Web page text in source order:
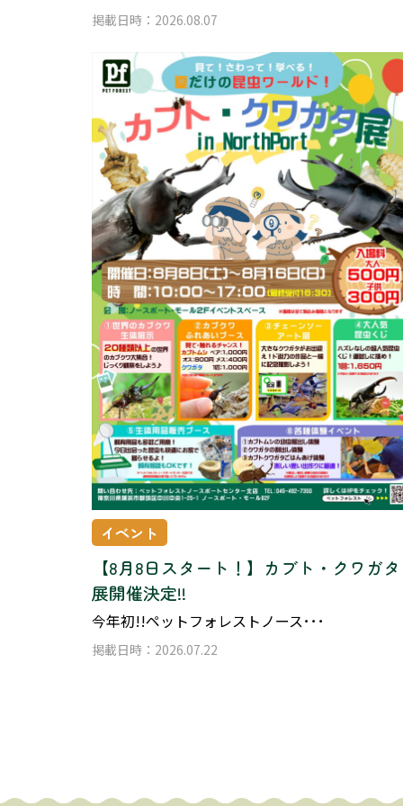
掲載日時：2026.08.07
イベント
【8月8日スタート！】カブト・クワガタ
展開催決定!!
今年初!!ペットフォレストノース･･･
掲載日時：2026.07.22